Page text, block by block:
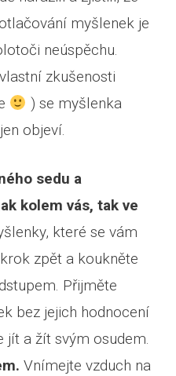
myšlenek je
neúspěchu.
zkušenosti
) se myšlenka
objeví.
sedu a
kolem vás, tak ve
které se vám
zpět a koukněte
Přijměte
bez jejich hodnocení
jít a žít svým osudem.
Vnímejte vzduch na